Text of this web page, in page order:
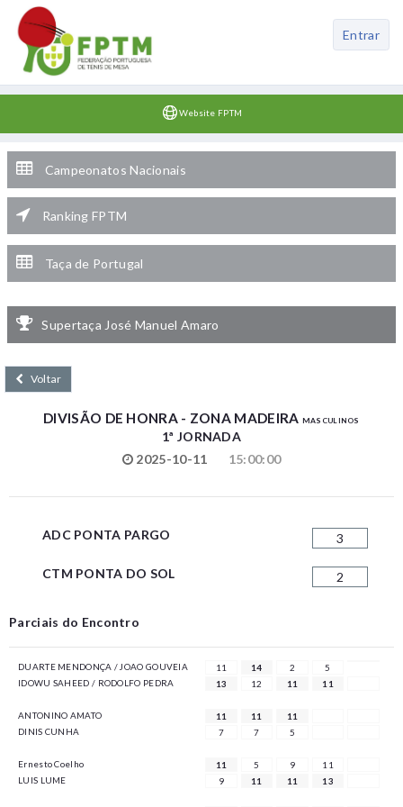
Website FPTM
Entrar
Campeonatos Nacionais
Ranking FPTM
Taça de Portugal
Supertaça José Manuel Amaro
Voltar
DIVISÃO DE HONRA - ZONA MADEIRA MASCULINOS
1ª JORNADA
2025-10-11
15:00:00
ADC PONTA PARGO 3
CTM PONTA DO SOL 2
Parciais do Encontro
DUARTE MENDONÇA / JOAO GOUVEIA 11 14 2
5
IDOWU SAHEED / RODOLFO PEDRA
13 12 11 11
ANTONINO AMATO 11 11
11
DINIS CUNHA
7 7 5
Ernesto Coelho 11 5 9
11
LUIS LUME
9 11 11 13